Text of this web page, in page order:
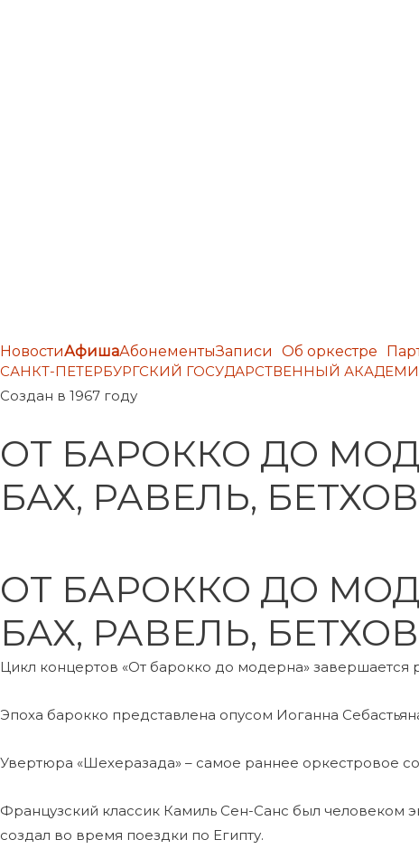
НовостиАфишаАбонементыЗаписи Об оркестре
САНКТ-ПЕТЕРБУРГСКИЙ ГОСУДАРСТВЕННЫЙ
Создан в 1967 году
ОТ БАРОККО ДО
БАХ, РАВЕЛЬ,
ОТ БАРОККО ДО
БАХ, РАВЕЛЬ,
Цикл концертов «От барокко до модерна»
Эпоха барокко представлена опусом Иоганна
Увертюра «Шехеразада» – самое раннее оркестровое
Французский классик Камиль Сен-Санс был человеком
создал во время поездки по Египту.